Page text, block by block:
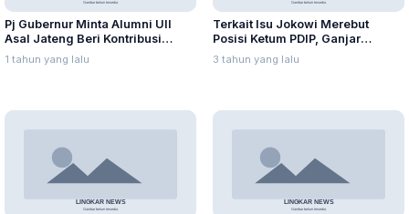
Pj Gubernur Minta Alumni UII
Asal Jateng Beri Kontribusi
dalam Pembangunan Daerah
1 tahun yang lalu
Terkait Isu Jokowi Merebut
Posisi Ketum PDIP, Ganjar
Pranowo: Ada Adu Domba
3 tahun yang lalu